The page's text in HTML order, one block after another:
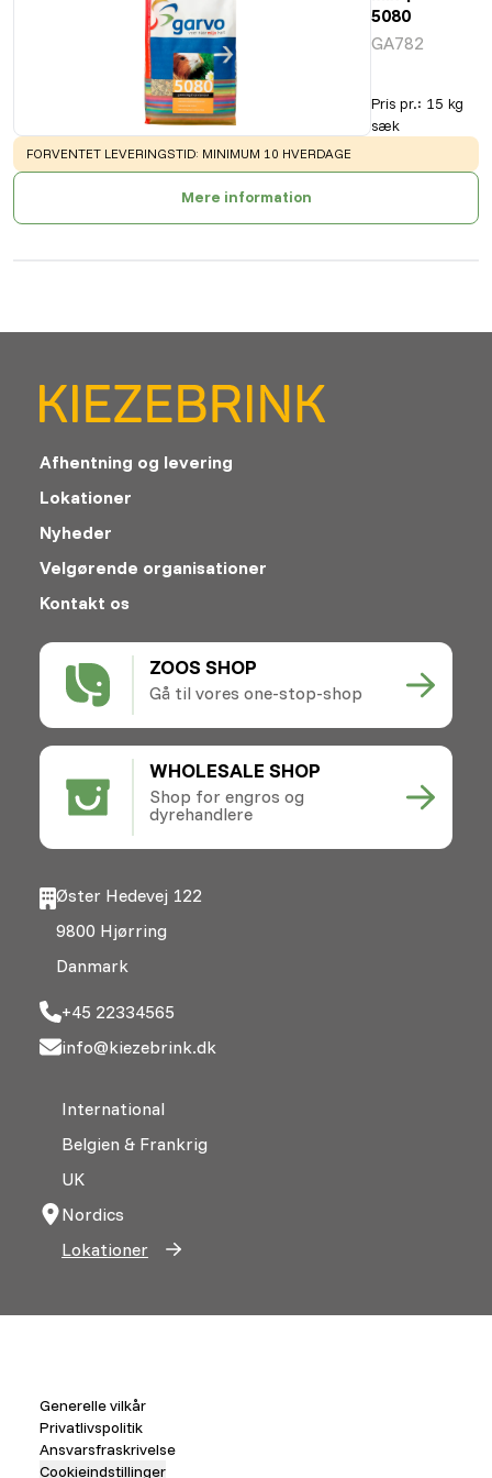
5080
GA782
Pris pr.: 15 kg
sæk
WARNING:
FORVENTET LEVERINGSTID: MINIMUM 10 HVERDAGE
Mere information
ZOOS SHOP
Gå til vores one-stop-shop
WHOLESALE SHOP
Shop for engros og
dyrehandlere
Afhentning og levering
Lokationer
Nyheder
Velgørende organisationer
Kontakt os
Øster Hedevej 122
9800 Hjørring
Danmark
+45 22334565
info@kiezebrink.dk
International
Belgien & Frankrig
UK
Nordics
Lokationer
Generelle vilkår
Privatlivspolitik
Ansvarsfraskrivelse
Cookieindstillinger